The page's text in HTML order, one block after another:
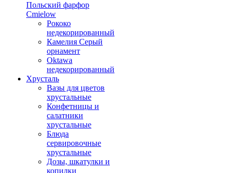
Польский фарфор
Сmielow
Рококо
недекорированный
Камелия Серый
орнамент
Oktawa
недекорированный
Хрусталь
Вазы для цветов
хрустальные
Конфетницы и
салатники
хрустальные
Блюда
сервировочные
хрустальные
Дозы, шкатулки и
копилки